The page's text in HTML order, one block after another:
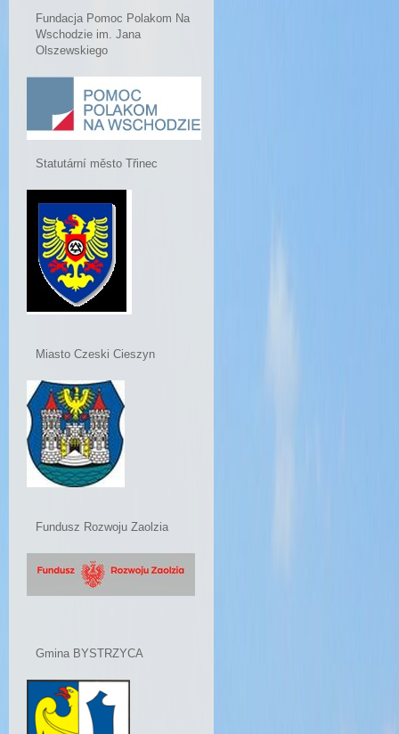
Fundacja Pomoc Polakom Na
Wschodzie im. Jana
Olszewskiego
Statutární město Třinec
Miasto Czeski Cieszyn
Fundusz Rozwoju Zaolzia
Gmina BYSTRZYCA